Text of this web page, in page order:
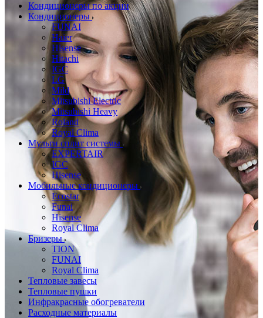
Кондиционеры по акции
Кондиционеры
FUNAI
Haier
Hisense
Hitachi
IGC
LG
Mild
Mitsubishi Electric
Mitsubishi Heavy
Roland
Royal Clima
Мульти сплит системы
EXPERTAIR
IGC
Hisense
Мобильные кондиционеры
Ecostar
Funai
Hisense
Royal Clima
Бризеры
TION
FUNAI
Royal Clima
Тепловые завесы
Тепловые пушки
Инфракрасные обогреватели
Расходные материалы